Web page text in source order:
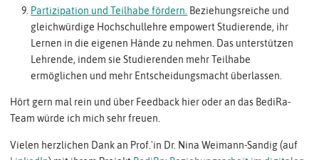
Partizipation und Teilhabe fördern. Beziehungsreiche und
gleichwürdige Hochschullehre empowert Studierende, ihr
Lernen in die eigenen Hände zu nehmen. Das unterstützen
Lehrende, indem sie Studierenden mehr Teilhabe
ermöglichen und mehr Entscheidungsmacht überlassen.
Hört gern mal rein und über Feedback hier oder an das BediRa-
Team würde ich mich sehr freuen.
Vielen herzlichen Dank an Prof.'in Dr. Nina Weimann-Sandig (auf